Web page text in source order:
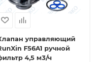
управляющий
F56A1 ручной
4,5 м3/ч